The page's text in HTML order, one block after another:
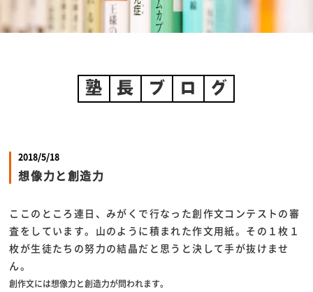
塾 長 ブ ロ グ
2018/5/18
想像力と創造力
ここのところ連日、みがくで行なった創作文コンテストの審
査をしています。山のように積まれた作文用紙。その１枚１
枚が生徒たちの努力の結晶だと思うと決して手が抜けませ
ん。
創作文には想像力と創造力が問われます。